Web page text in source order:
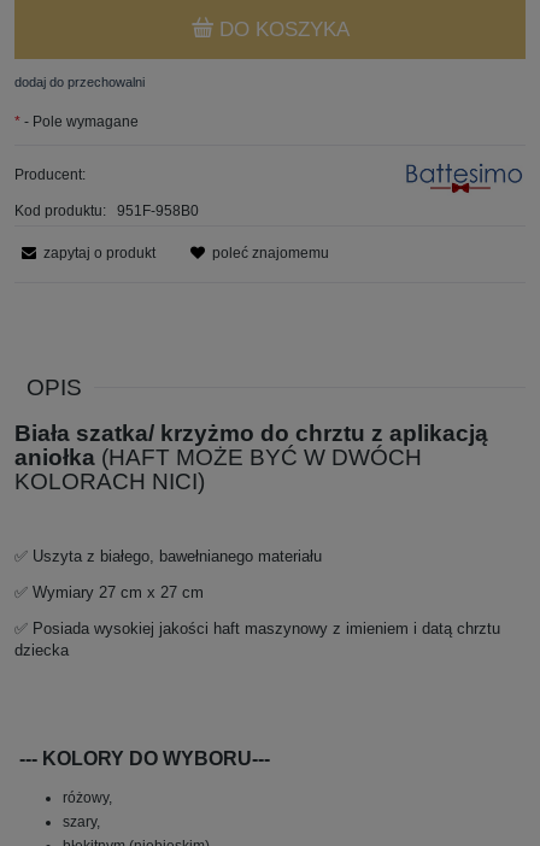
DO KOSZYKA
dodaj do przechowalni
* - Pole wymagane
Producent:
Kod produktu: 951F-958B0
zapytaj o produkt poleć znajomemu
OPIS
Biała szatka/ krzyżmo do chrztu z aplikacją
aniołka (HAFT MOŻE BYĆ W DWÓCH
KOLORACH NICI)
✅ Uszyta z białego, bawełnianego materiału
✅ Wymiary 27 cm x 27 cm
✅ Posiada wysokiej jakości haft maszynowy z imieniem i datą chrztu
dziecka
--- KOLORY DO WYBORU---
różowy,
szary,